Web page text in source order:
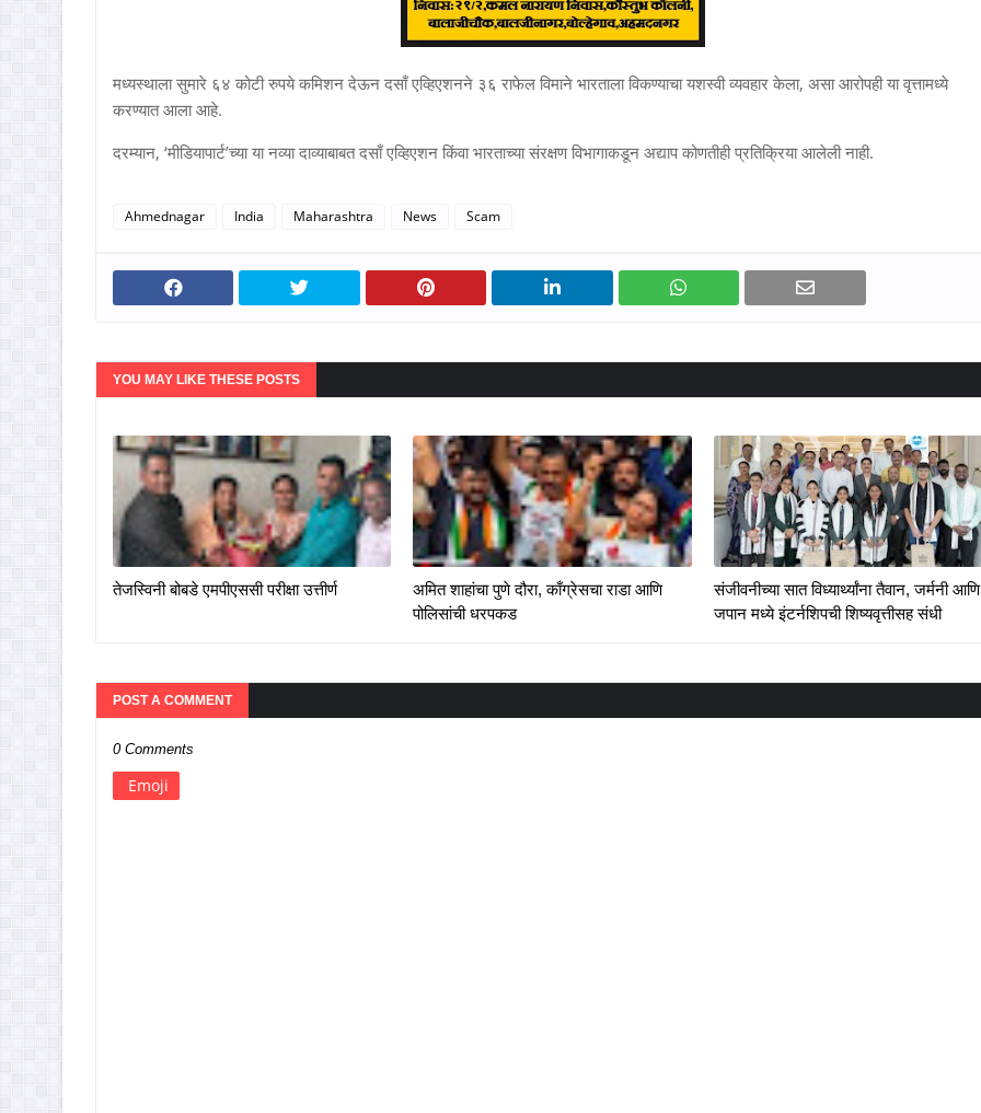
मध्यस्थाला सुमारे ६४ कोटी रुपये कमिशन देऊन दसाँ एव्हिएशनने ३६ राफेल विमाने भारताला विकण्याचा यशस्वी व्यवहार केला, असा आरोपही या वृत्तामध्ये
करण्यात आला आहे.
दरम्यान, ‘मीडियापार्ट’च्या या नव्या दाव्याबाबत दसाँ एव्हिएशन किंवा भारताच्या संरक्षण विभागाकडून अद्याप कोणतीही प्रतिक्रिया आलेली नाही.
Ahmednagar India Maharashtra News Scam
YOU MAY LIKE THESE POSTS
तेजस्विनी बोबडे एमपीएससी परीक्षा उत्तीर्ण
अमित शाहांचा पुणे दौरा, काँग्रेसचा राडा आणि
पोलिसांची धरपकड
संजीवनीच्या सात विध्यार्थ्यांना तैवान, जर्मनी आणि
जपान मध्ये इंटर्नशिपची शिष्यवृत्तीसह संधी
POST A COMMENT
0 Comments
Emoji